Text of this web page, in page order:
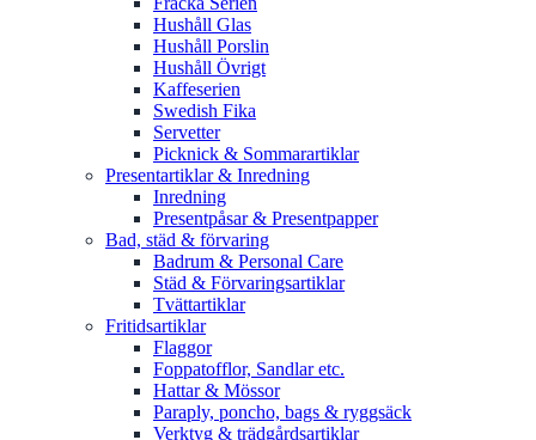
Hushåll Glas
Hushåll Porslin
Hushåll Övrigt
Kaffeserien
Swedish Fika
Servetter
Picknick & Sommarartiklar
Presentartiklar & Inredning
Inredning
Presentpåsar & Presentpapper
Bad, städ & förvaring
Badrum & Personal Care
Städ & Förvaringsartiklar
Tvättartiklar
Fritidsartiklar
Flaggor
Foppatofflor, Sandlar etc.
Hattar & Mössor
Paraply, poncho, bags & ryggsäck
Verktyg & trädgårdsartiklar